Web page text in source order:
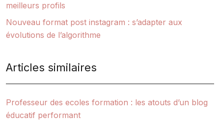
meilleurs profils
Nouveau format post instagram : s’adapter aux
évolutions de l’algorithme
Articles similaires
Professeur des ecoles formation : les atouts d’un blog
éducatif performant